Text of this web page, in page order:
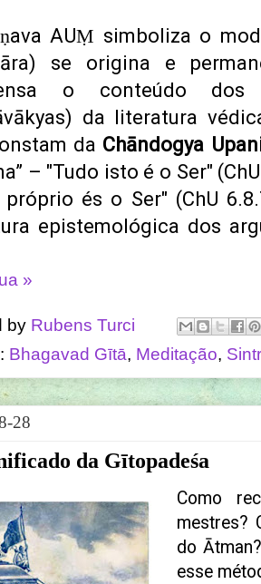
AUṂ simboliza o
se origina e
o conteúdo dos
da literatura
da Chāndogya
– "Tudo isto é o Ser"
próprio és o Ser" (ChU
epistemológica dos
»
by Rubens Turci
Bhagavad Gītā, Meditação,
28
da Gītopadeśa
Como
mestres?
do
esse